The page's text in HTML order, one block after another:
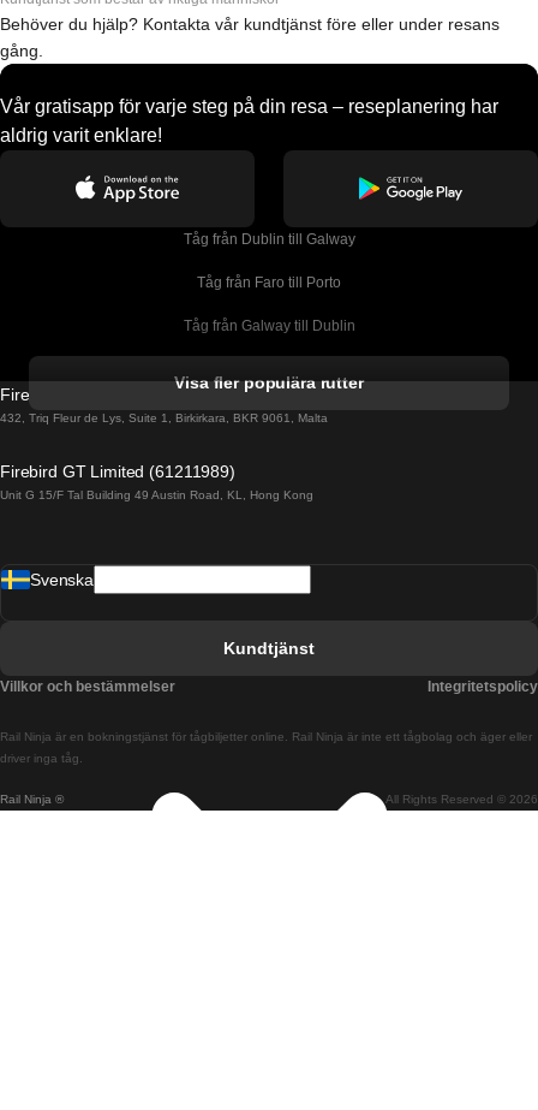
Behöver du hjälp? Kontakta vår kundtjänst före eller under resans
gång.
Vår gratisapp för varje steg på din resa – reseplanering har
aldrig varit enklare!
Tåg från Dublin till Galway
Tåg från Faro till Porto
Tåg från Galway till Dublin
Tåg från Porto till Faro
Tåg från Barcelona till Madrid
Tåg från Budapest till Bratislava
Visa fler populära rutter
Firebird GT Limited (OC 1451)
432, Triq Fleur de Lys, Suite 1, Birkirkara, BKR 9061, Malta
Firebird GT Limited (61211989)
Unit G 15/F Tal Building 49 Austin Road, KL, Hong Kong
Rail Ninja ® All Rights Reserved © 2026
Rail Ninja är en bokningstjänst för tågbiljetter online. Rail Ninja är inte ett tågbolag och äger eller
driver inga tåg.
Svenska
Kundtjänst
Villkor och bestämmelser Integritetspolicy